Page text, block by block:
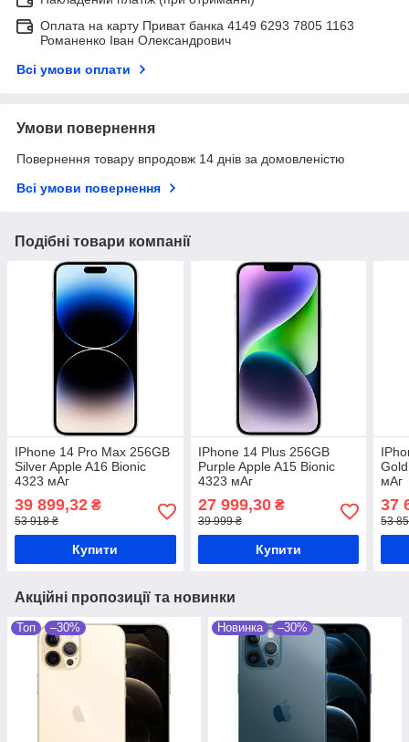
Оплата на карту Приват банка 4149 6293 7805 1163
Романенко Іван Олександрович
Всі умови оплати
Умови повернення
Повернення товару впродовж 14 днів за домовленістю
Всі умови повернення
Подібні товари компанії
IPhone 14 Pro Max 256GB
Silver Apple A16 Bionic
4323 мАг
39 899,32 ₴
53 918 ₴
Купити
IPhone 14 Plus 256GB
Purple Apple A15 Bionic
4323 мАг
27 999,30₴
39 999 ₴
Купити
мАг
37
53
Акційні пропозиції та новинки
Топ –30% Новинка –30%